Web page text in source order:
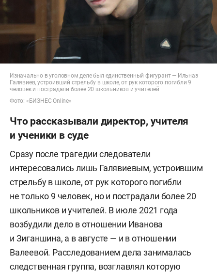
Изначально в уголовном деле был единственный фигурант — Ильназ
Галявиев, устроивший стрельбу в школе, от рук которого погибли 9
человек и пострадали более 20 школьников и учителей
Фото: «БИЗНЕС Online»
Что рассказывали директор, учителя
и ученики в суде
Сразу после трагедии следователи
интересовались лишь Галявиевым, устроившим
стрельбу в школе, от рук которого погибли
не только 9 человек, но и пострадали более 20
школьников и учителей. В июле 2021 года
возбудили дело в отношении Иванова
и Зиганшина, а в августе — и в отношении
Валеевой. Расследованием дела занималась
следственная группа, возглавлял которую